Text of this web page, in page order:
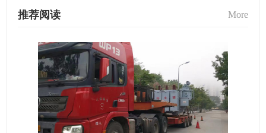
推荐阅读 More